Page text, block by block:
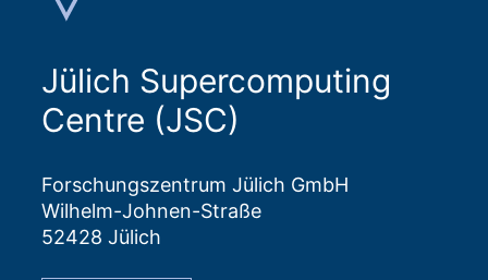
Jülich Supercomputing
Centre (JSC)
Forschungszentrum Jülich GmbH
Wilhelm-Johnen-Straße
52428 Jülich